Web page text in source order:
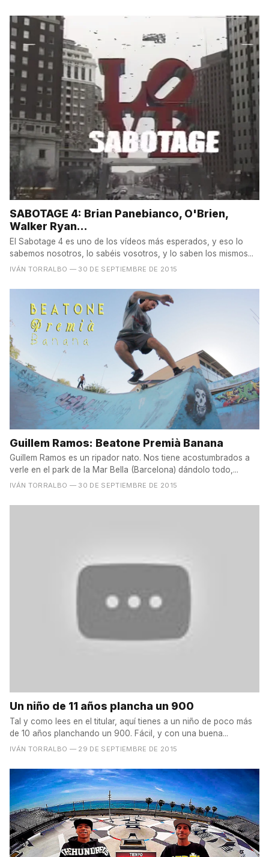
SABOTAGE 4: Brian Panebianco, O'Brien,
Walker Ryan...
El Sabotage 4 es uno de los vídeos más esperados, y eso lo
sabemos nosotros, lo sabéis vosotros, y lo saben los mismos...
IVÁN TORRALBO — 30 DE SEPTIEMBRE DE 2015
Guillem Ramos: Beatone Premià Banana
Guillem Ramos es un ripador nato. Nos tiene acostumbrados a
verle en el park de la Mar Bella (Barcelona) dándolo todo,...
IVÁN TORRALBO — 30 DE SEPTIEMBRE DE 2015
Un niño de 11 años plancha un 900
Tal y como lees en el titular, aquí tienes a un niño de poco más
de 10 años planchando un 900. Fácil, y con una buena...
IVÁN TORRALBO — 29 DE SEPTIEMBRE DE 2015